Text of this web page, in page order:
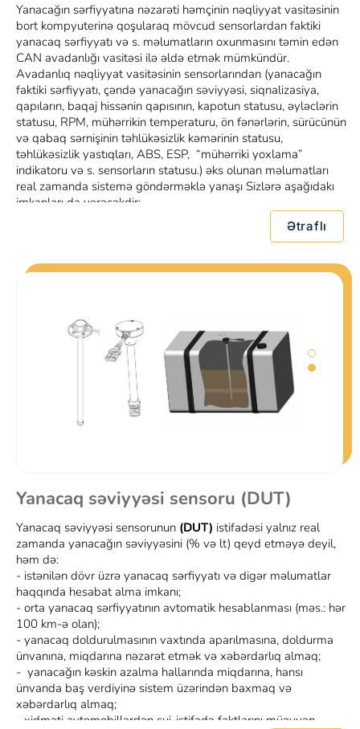
Yanacağın sərfiyyatına nəzarəti həmçinin nəqliyyat vasitəsinin
bort kompyuterinə qoşularaq mövcud sensorlardan faktiki
yanacaq sərfiyyatı və s. məlumatların oxunmasını təmin edən
CAN avadanlığı vasitəsi ilə əldə etmək mümkündür.
Avadanlıq nəqliyyat vasitəsinin sensorlarından (yanacağın
faktiki sərfiyyatı, çəndə yanacağın səviyyəsi, siqnalizasiya,
qapıların, baqaj hissənin qapısının, kapotun statusu, əyləclərin
statusu, RPM, mühərrikin temperaturu, ön fənərlərin, sürücünün
və qabaq sərnişinin təhlükəsizlik kəmərinin statusu,
təhlükəsizlik yastıqları, ABS, ESP, “mühərriki yoxlama”
indikatoru və s. sensorların statusu.) əks olunan məlumatları
real zamanda sistemə göndərməklə yanaşı Sizlərə aşağıdakı
imkanları da verəcəkdir:
- istənilən dövr üzrə yanacaq sərfiyyatı və digər məlumatlar
100 km-ə olan);
məlumatlar haqqında xəbərdarlıq almaq imkanını verəcəkdir;
- xidməti avtomobillərdən sui-istifadə faktlarını müəyyən
- qrafik şəklində yanacaq səviyyəsinə baxma imkanı;
- ilkin və son yanacaq səviyyəsi dəyərlərini görmək imkanı və
Ətraflı
Yanacaq səviyyəsi sensoru (DUT)
Yanacaq səviyyəsi sensorunun (DUT) istifadəsi yalnız real
zamanda yanacağın səviyyəsini (% və lt) qeyd etməyə deyil,
həm də:
- istənilən dövr üzrə yanacaq sərfiyyatı və digər məlumatlar
haqqında hesabat alma imkanı;
- orta yanacaq sərfiyyatının avtomatik hesablanması (məs.: hər
100 km-ə olan);
- yanacaq doldurulmasının vaxtında aparılmasına, doldurma
ünvanına, miqdarına nəzarət etmək və xəbərdarlıq almaq;
- yanacağın kəskin azalma hallarında miqdarına, hansı
ünvanda baş verdiyinə sistem üzərindən baxmaq və
xəbərdarlıq almaq;
- xidməti avtomobillərdən sui-istifadə faktlarını müəyyən